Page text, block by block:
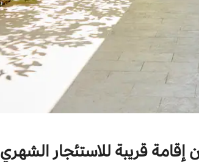
إقامة قريبة للاستئجار الشهري